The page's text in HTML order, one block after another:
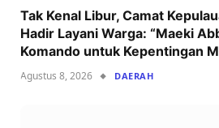
Tak Kenal Libur, Camat
Hadir Layani Warga: “Maeki
Komando untuk Kepentingan
Agustus 8, 2026 DAERAH